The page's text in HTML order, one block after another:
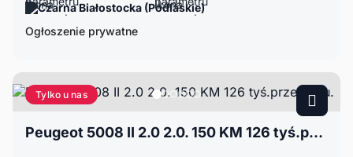
Czarna Białostocka (Podlaskie)
Ogłoszenie prywatne
Tylko u nas
Peugeot 5008 II 2.0 2.0. 150 KM 126 tyś.przebiegu.